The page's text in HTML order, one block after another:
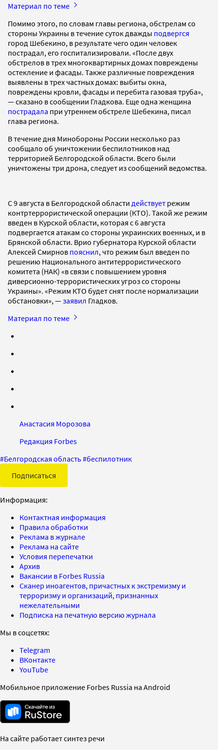
Материал по теме
Помимо этого, по словам главы региона, обстрелам со
стороны Украины в течение суток дважды подвергся
город Шебекино, в результате чего один человек
пострадал, его госпитализировали. «После двух
обстрелов в трех многоквартирных домах повреждены
остекление и фасады. Также различные повреждения
выявлены в трех частных домах: выбиты окна,
повреждены кровли, фасады и перебита газовая труба»,
— сказано в сообщении Гладкова. Еще одна женщина
пострадала при утреннем обстреле Шебекина, писал
глава региона.
В течение дня Минобороны России несколько раз
сообщало об уничтожении беспилотников над
территорией Белгородской области. Всего были
уничтожены три дрона, следует из сообщений ведомства.
С 9 августа в Белгородской области действует режим
контртеррористической операции (КТО). Такой же режим
введен в Курской области, которая с 6 августа
подвергается атакам со стороны украинских военных, и в
Брянской области. Врио губернатора Курской области
Алексей Смирнов пояснил, что режим был введен по
решению Национального антитеррористического
комитета (НАК) «в связи с повышением уровня
диверсионно-террористических угроз со стороны
Украины». «Режим КТО будет снят после нормализации
обстановки», —заявил Гладков.
Материал по теме
Анастасия Морозова
Редакция Forbes
#Белгородская область#беспилотник
Подписаться
Информация:
Контактная информация
Правила обработки
Реклама в журнале
Реклама на сайте
Условия перепечатки
Архив
Вакансии в Forbes Russia
Сканер иноагентов, причастных к экстремизму и
терроризму и организаций, признанных
нежелательными
Подписка на печатную версию журнала
Мы в соцсетях:
Telegram
ВКонтакте
YouTube
Мобильное приложение Forbes Russia на Android
На сайте работает синтез речи